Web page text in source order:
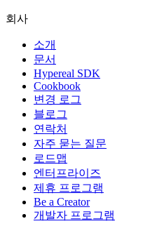
회사
소개
문서
Hypereal SDK
Cookbook
변경 로그
블로그
연락처
자주 묻는 질문
로드맵
엔터프라이즈
제휴 프로그램
Be a Creator
개발자 프로그램